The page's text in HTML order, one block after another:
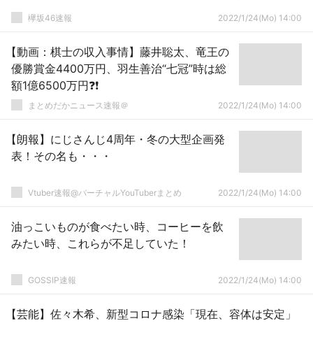
欅坂46速報 2022/1/24(Mo) 14:00
【動画：棋士の収入事情】藤井聡太、竜王の
優勝賞金4400万円、羽生善治“七冠”時は総
額1億6500万円❓❗
まとめだかニュース速報＠ 2022/1/24(Mo) 14:00
【朗報】にじさんじ4周年・冬の大型企画発
表！その名も・・・
Vtuber速報@バーチャルYouTuberまとめ 2022/1/24(Mo) 14:00
油っこいものが食べたい時、コーヒーを飲
みたい時、これらが不足していた！
GOSSIP速報 2022/1/24(Mo) 14:00
【芸能】佐々木希、新型コロナ感染「現在、容体は安定」